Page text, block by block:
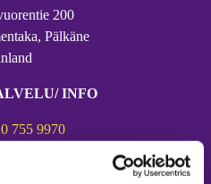
200
Pälkäne
INFO
755 9970